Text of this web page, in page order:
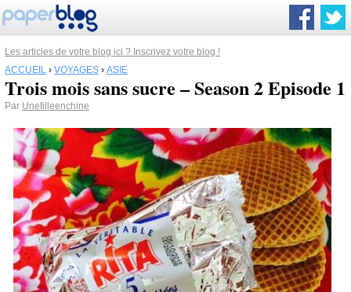
Les articles de votre blog ici ? Inscrivez votre blog !
ACCUEIL › VOYAGES › ASIE
Trois mois sans sucre – Season 2 Episode 1
Par Unefilleenchine